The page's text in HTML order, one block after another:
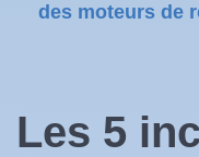
des moteurs de
Les 5